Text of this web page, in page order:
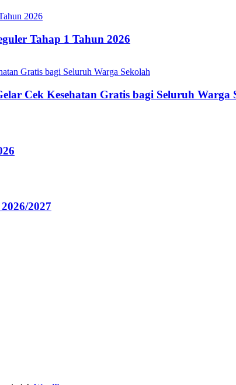
Tahap 1 Tahun 2026
Cek Kesehatan Gratis bagi Seluruh Warga
2027